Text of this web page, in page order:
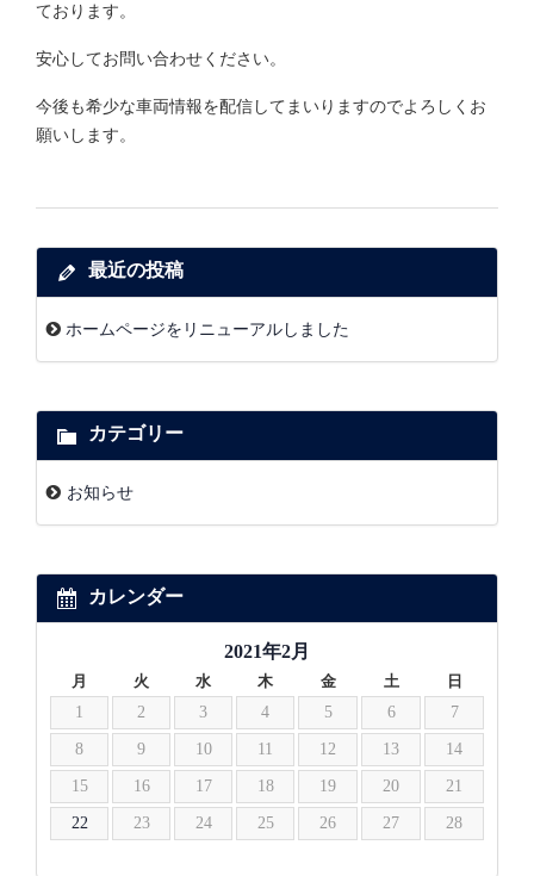
ております。
安心してお問い合わせください。
今後も希少な車両情報を配信してまいりますのでよろしくお
願いします。
最近の投稿
ホームページをリニューアルしました
カテゴリー
お知らせ
カレンダー
2021年2月
月 火 水 木 金 土 日
1 2 3 4 5 6 7
8 9 10 11 12 13 14
15 16 17 18 19 20 21
22 23 24 25 26 27 28